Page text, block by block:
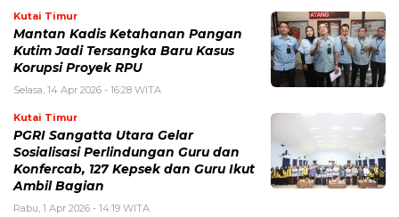
Kutai Timur
Mantan Kadis Ketahanan Pangan
Kutim Jadi Tersangka Baru Kasus
Korupsi Proyek RPU
Selasa, 14 Apr 2026 - 16:28 WITA
Kutai Timur
PGRI Sangatta Utara Gelar
Sosialisasi Perlindungan Guru dan
Konfercab, 127 Kepsek dan Guru Ikut
Ambil Bagian
Rabu, 1 Apr 2026 - 14:19 WITA